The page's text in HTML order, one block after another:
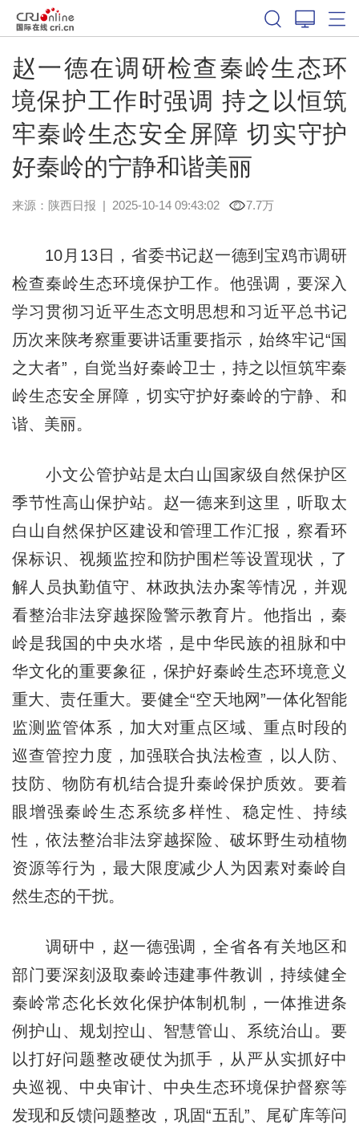
赵一德在调研检查秦岭生态环
境保护工作时强调​ 持之以恒筑
牢秦岭生态安全屏障 切实守护
好秦岭的宁静和谐美丽
来源： 陕西日报 | 2025-10-14 09:43:02 7.7万
10月13日，省委书记赵一德到宝鸡市调研
检查秦岭生态环境保护工作。他强调，要深入
学习贯彻习近平生态文明思想和习近平总书记
历次来陕考察重要讲话重要指示，始终牢记“国
之大者”，自觉当好秦岭卫士，持之以恒筑牢秦
岭生态安全屏障，切实守护好秦岭的宁静、和
谐、美丽。
小文公管护站是太白山国家级自然保护区
季节性高山保护站。赵一德来到这里，听取太
白山自然保护区建设和管理工作汇报，察看环
保标识、视频监控和防护围栏等设置现状，了
解人员执勤值守、林政执法办案等情况，并观
看整治非法穿越探险警示教育片。他指出，秦
岭是我国的中央水塔，是中华民族的祖脉和中
华文化的重要象征，保护好秦岭生态环境意义
重大、责任重大。要健全“空天地网”一体化智能
监测监管体系，加大对重点区域、重点时段的
巡查管控力度，加强联合执法检查，以人防、
技防、物防有机结合提升秦岭保护质效。要着
眼增强秦岭生态系统多样性、稳定性、持续
性，依法整治非法穿越探险、破坏野生动植物
资源等行为，最大限度减少人为因素对秦岭自
然生态的干扰。
调研中，赵一德强调，全省各有关地区和
部门要深刻汲取秦岭违建事件教训，持续健全
秦岭常态化长效化保护体制机制，一体推进条
例护山、规划控山、智慧管山、系统治山。要
以打好问题整改硬仗为抓手，从严从实抓好中
央巡视、中央审计、中央生态环境保护督察等
发现和反馈问题整改，巩固“五乱”、尾矿库等问